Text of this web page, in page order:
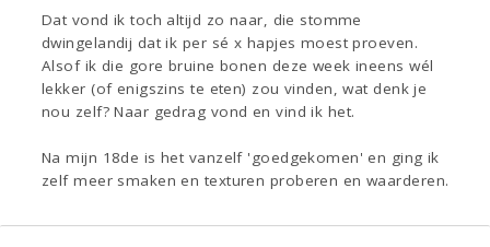
Dat vond ik toch altijd zo naar, die stomme
dwingelandij dat ik per sé x hapjes moest proeven.
Alsof ik die gore bruine bonen deze week ineens wél
lekker (of enigszins te eten) zou vinden, wat denk je
nou zelf? Naar gedrag vond en vind ik het.
Na mijn 18de is het vanzelf 'goedgekomen' en ging ik
zelf meer smaken en texturen proberen en waarderen.